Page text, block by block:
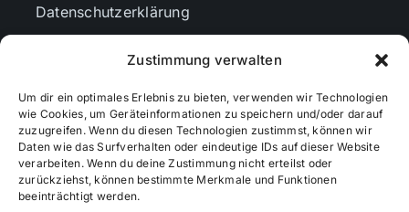
Zustimmung verwalten
Um dir ein optimales Erlebnis zu bieten, verwenden wir Technologien
wie Cookies, um Geräteinformationen zu speichern und/oder darauf
zuzugreifen. Wenn du diesen Technologien zustimmst, können wir
Daten wie das Surfverhalten oder eindeutige IDs auf dieser Website
verarbeiten. Wenn du deine Zustimmung nicht erteilst oder
zurückziehst, können bestimmte Merkmale und Funktionen
beeinträchtigt werden.
Datenschutzerklärung
Cookie-Richtlinie (EU)
Mediendaten